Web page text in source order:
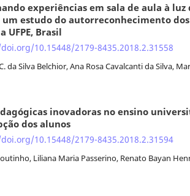
experiências em sala de aula à
estudo do autorreconhecimento dos
UFPE, Brasil
10.15448/2179-8435.2018.2.31558
da Silva Belchior, Ana Rosa Cavalcanti da Silva,
inovadoras no ensino
dos alunos
10.15448/2179-8435.2018.2.31594
Liliana Maria Passerino, Renato Bayan